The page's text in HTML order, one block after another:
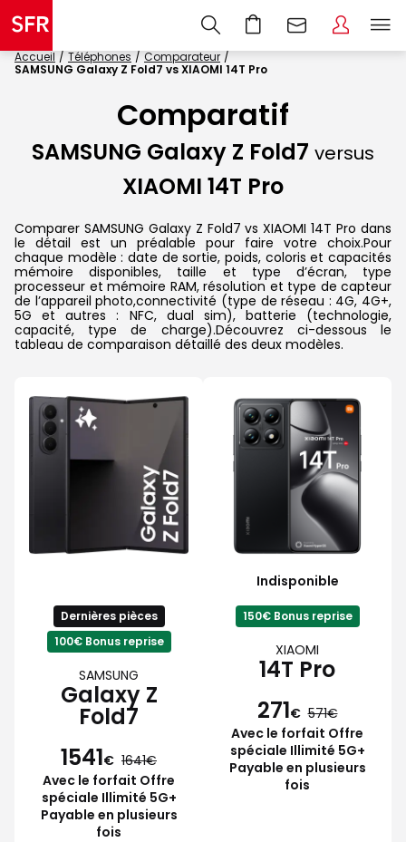
Accueil Téléphones
Comparateur
SAMSUNG Galaxy Z Fold7 vs XIAOMI 14T Pro
Comparatif
SAMSUNG Galaxy Z Fold7 versus
XIAOMI 14T Pro
Comparer SAMSUNG Galaxy Z Fold7 vs XIAOMI 14T Pro dans
le détail est un préalable pour faire votre choix.Pour
chaque modèle : date de sortie, poids, coloris et capacités
mémoire disponibles, taille et type d’écran, type
processeur et mémoire RAM, résolution et type de capteur
de l’appareil photo,connectivité (type de réseau : 4G, 4G+,
5G et autres : NFC, dual sim), batterie (technologie,
capacité, type de charge).Découvrez ci-dessous le
tableau de comparaison détaillé des deux modèles.
Dernières pièces
100€ Bonus reprise
SAMSUNG
Galaxy Z
Fold7
1541€ 1641
Avec le forfait Offre
spéciale Illimité 5G+
Payable en plusieurs
fois
Indisponible
150€ Bonus reprise
XIAOMI
14T Pro
271€ 571
Avec le forfait Offre
spéciale Illimité 5G+
Payable en plusieurs
fois